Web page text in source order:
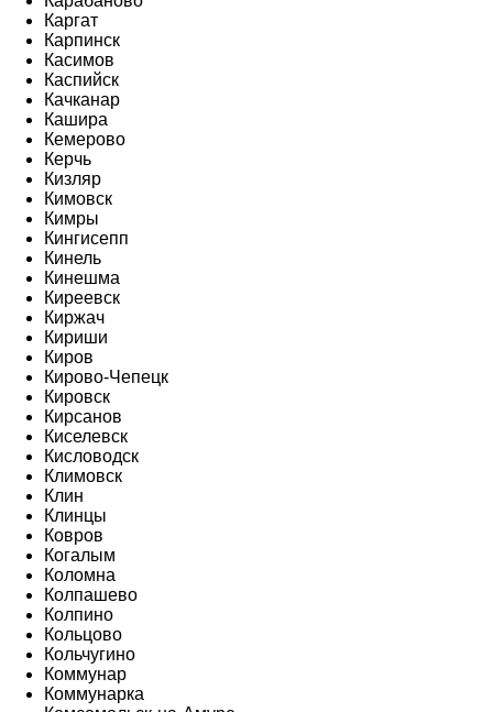
Каргат
Карпинск
Касимов
Каспийск
Качканар
Кашира
Кемерово
Керчь
Кизляр
Кимовск
Кимры
Кингисепп
Кинель
Кинешма
Киреевск
Киржач
Кириши
Киров
Кирово-Чепецк
Кировск
Кирсанов
Киселевск
Кисловодск
Климовск
Клин
Клинцы
Ковров
Когалым
Коломна
Колпашево
Колпино
Кольцово
Кольчугино
Коммунар
Коммунарка